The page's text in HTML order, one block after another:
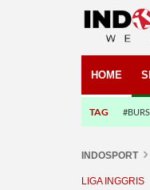
HOME
TAG
INDOSPORT
LIGA INGGRIS